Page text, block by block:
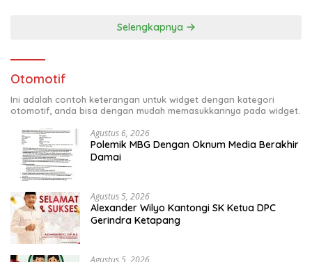
Selengkapnya
Otomotif
Ini adalah contoh keterangan untuk widget dengan kategori
otomotif, anda bisa dengan mudah memasukkannya pada widget.
Agustus 6, 2026
Polemik MBG Dengan Oknum Media Berakhir
Damai
Agustus 5, 2026
Alexander Wilyo Kantongi SK Ketua DPC
Gerindra Ketapang
Agustus 5, 2026